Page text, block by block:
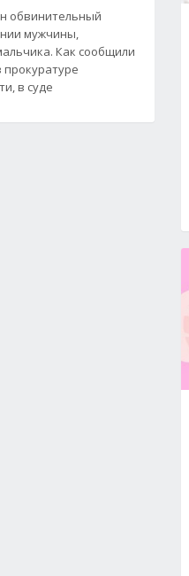
обвинительный
мужчины,
Как сообщили
в суде